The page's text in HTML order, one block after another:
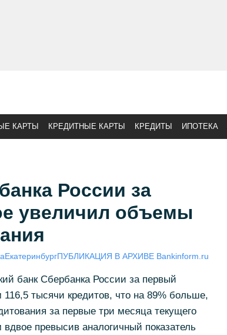
КАРТЫ КРЕДИТНЫЕ КАРТЫ КРЕДИТЫ ИПОТЕКА
России за
увеличил объемы
ЕкатеринбургПУБЛИКАЦИЯ В АРХИВЕ Bankinform.ru
банк Сбербанка России за первый
тысячи кредитов, что на 89% больше,
за первые три месяца текущего
превысив аналогичный показатель